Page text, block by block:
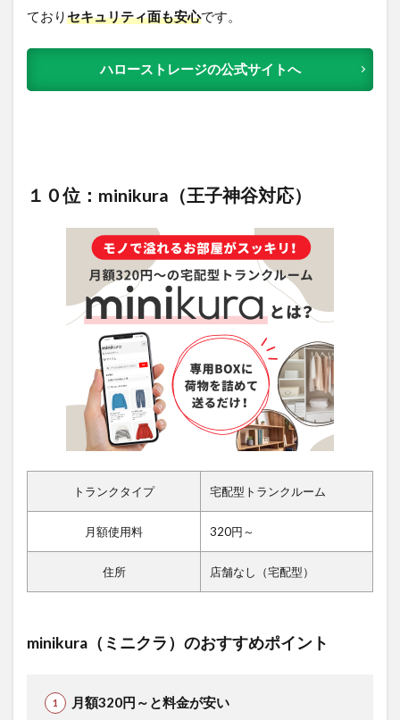
ておりセキュリティ面も安心です。
ハローストレージの公式サイトへ
１０位：minikura（王子神谷対応）
トランクタイプ 宅配型トランクルーム
月額使用料 320円～
住所 店舗なし（宅配型）
minikura（ミニクラ）のおすすめポイント
月額320円～と料金が安い